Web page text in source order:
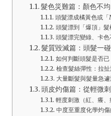
髮色災難篇：顏色不
頭髮漂成橘黃色或
頭髮漂到「爆頂」髮
頭髮漂完變綠、卡色
髮質毀滅篇：頭髮一
如何判斷頭髮是否
檢查髮絲彈性：拉
大量斷髮與髮量急
頭皮灼傷篇：從輕微
輕度刺激（紅、癢
中度至重度化學灼